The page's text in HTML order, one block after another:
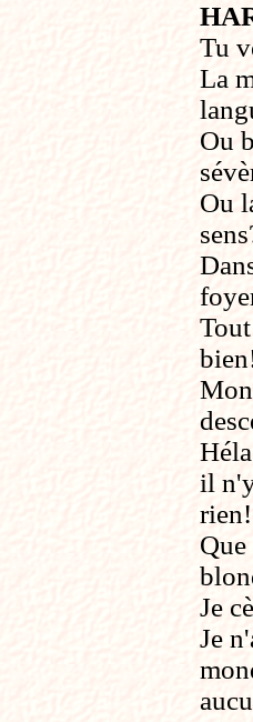
Tu
La
Ou
Ou
il
rien!
Je
Je